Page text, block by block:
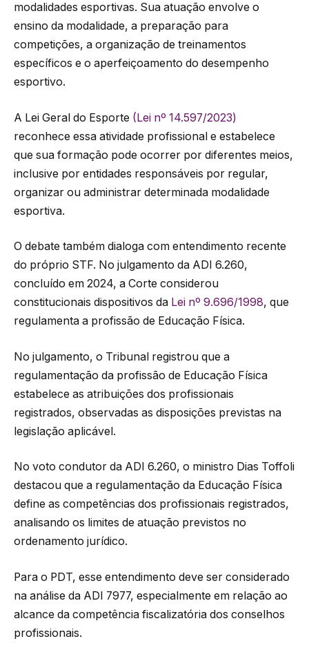
modalidades esportivas. Sua atuação envolve o
ensino da modalidade, a preparação para
competições, a organização de treinamentos
específicos e o aperfeiçoamento do desempenho
esportivo.
A Lei Geral do Esporte (Lei nº 14.597/2023)
reconhece essa atividade profissional e estabelece
que sua formação pode ocorrer por diferentes meios,
inclusive por entidades responsáveis por regular,
organizar ou administrar determinada modalidade
esportiva.
O debate também dialoga com entendimento recente
do próprio STF. No julgamento da ADI 6.260,
concluído em 2024, a Corte considerou
constitucionais dispositivos da Lei nº 9.696/1998, que
regulamenta a profissão de Educação Física.
No julgamento, o Tribunal registrou que a
regulamentação da profissão de Educação Física
estabelece as atribuições dos profissionais
registrados, observadas as disposições previstas na
legislação aplicável.
No voto condutor da ADI 6.260, o ministro Dias Toffoli
destacou que a regulamentação da Educação Física
define as competências dos profissionais registrados,
analisando os limites de atuação previstos no
ordenamento jurídico.
Para o PDT, esse entendimento deve ser considerado
na análise da ADI 7977, especialmente em relação ao
alcance da competência fiscalizatória dos conselhos
profissionais.